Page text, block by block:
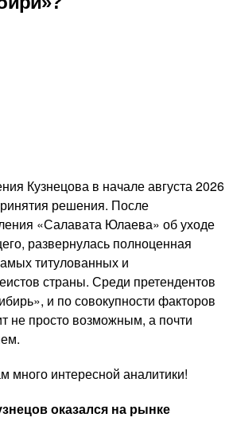
Кузнецова в начале августа 2026
решения. После
«Салавата Юлаева» об уходе
развернулась полноценная
титулованных и
страны. Среди претендентов
и по совокупности факторов
не просто возможным, а почти
много интересной аналитики!
оказался на рынке